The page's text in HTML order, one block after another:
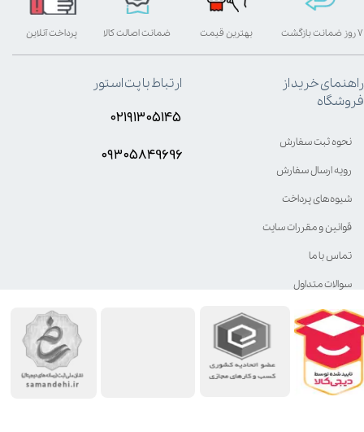
بهترین قیمت پرداخت آنلاین ۷ روز ضمانت بازگشت ضمانت اصالت کالا
راهنمای خرید از
فروشگاه
نحوه ثبت سفارش
رویه ارسال سفارش
شیوه‌های پرداخت
قوانین و مقررات سایت
تماس با ما
سوالات متداول
ارتباط با پت استور
۰۲۱۹۱۳۰۵۱۴۵
۰۹۳۰۵8۴9696